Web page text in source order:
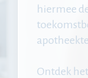
hiermee
Ontdek